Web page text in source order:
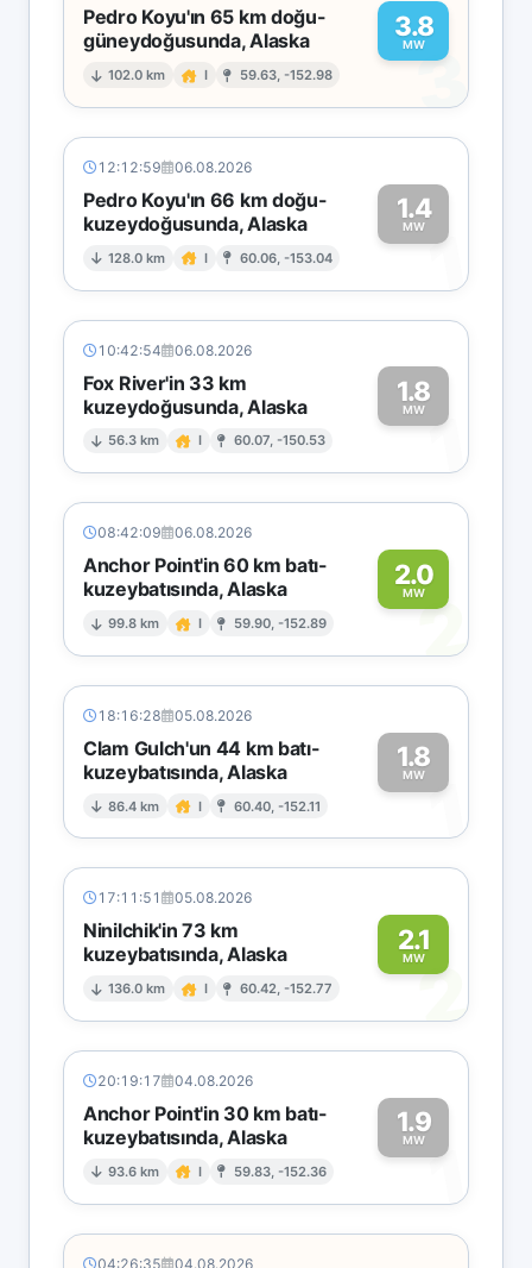
Pedro Koyu'ın 65 km doğu-
güneydoğusunda, Alaska
102.0 km I 59.63, -152.98
3.8
MW
3
12:12:59 06.08.2026
Pedro Koyu'ın 66 km doğu-
kuzeydoğusunda, Alaska
128.0 km I 60.06, -153.04
1.4
MW1
10:42:54 06.08.2026
Fox River'in 33 km
kuzeydoğusunda, Alaska
56.3 km I 60.07, -150.53
1.8
MW1
08:42:09 06.08.2026
Anchor Point'in 60 km batı-
kuzeybatısında, Alaska
99.8 km I 59.90, -152.89
2.0
MW2
18:16:28 05.08.2026
Clam Gulch'un 44 km batı-
kuzeybatısında, Alaska
86.4 km I 60.40, -152.11
1.8
MW1
17:11:51 05.08.2026
Ninilchik'in 73 km
kuzeybatısında, Alaska
136.0 km I 60.42, -152.77
2.1
MW2
20:19:17 04.08.2026
Anchor Point'in 30 km batı-
kuzeybatısında, Alaska
93.6 km I 59.83, -152.36
1.9
MW1
04:26:35 04.08.2026